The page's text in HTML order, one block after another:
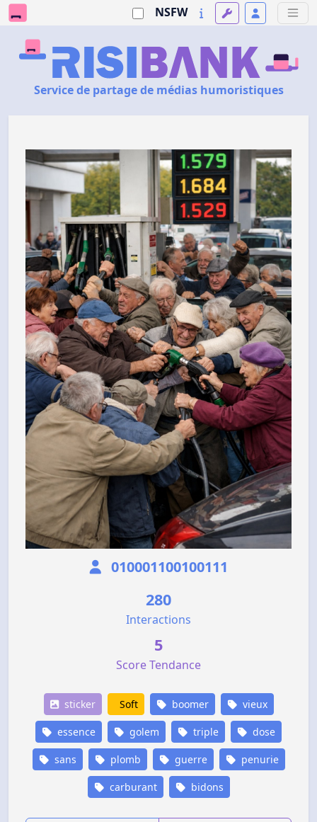
NSFW
Service de partage de médias humoristiques
010001100100111
280
Interactions
5
Score Tendance
sticker Soft boomer vieux
essence golem triple dose
sans plomb guerre penurie
carburant bidons